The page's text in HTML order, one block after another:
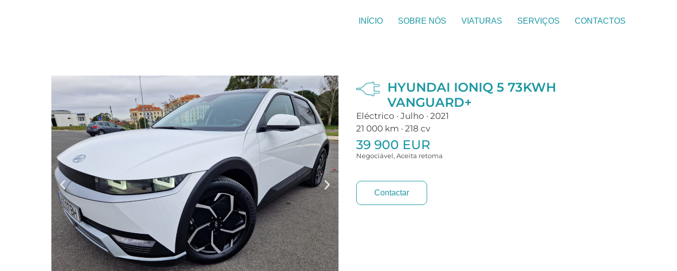
INÍCIO SOBRE NÓS VIATURAS SERVIÇOS CONTACTOS
HYUNDAI IONIQ 5 73KWH
VANGUARD+
Eléctrico · Julho · 2021
21 000 km · 218 cv
39 900 EUR
Negociável, Aceita retoma
Contactar